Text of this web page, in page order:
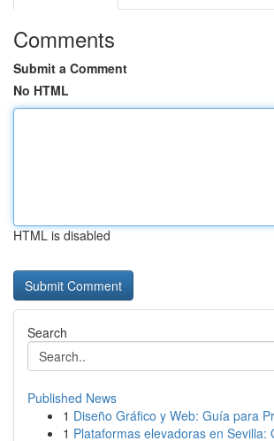
Comments
Submit a Comment
No HTML
HTML is disabled
Search
Published News
1 Diseño Gráfico y Web: Guía para
1 Plataformas elevadoras en Sevilla: